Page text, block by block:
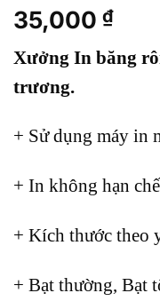
35,000 ₫
Xưởng In băng
trương.
+ Sử dụng máy in
+ In không hạn
+ Kích thước theo
+ Bạt thường, Bạt